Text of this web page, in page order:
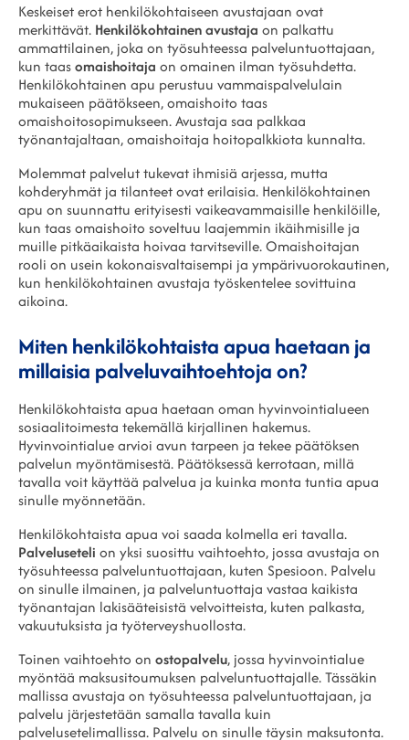
Keskeiset erot henkilökohtaiseen avustajaan ovat
merkittävät. Henkilökohtainen avustaja on palkattu
ammattilainen, joka on työsuhteessa palveluntuottajaan,
kun taasomaishoitaja on omainen ilman työsuhdetta.
Henkilökohtainen apu perustuu vammaispalvelulain
mukaiseen päätökseen, omaishoito taas
omaishoitosopimukseen. Avustaja saa palkkaa
työnantajaltaan, omaishoitaja hoitopalkkiota kunnalta.
Molemmat palvelut tukevat ihmisiä arjessa, mutta
kohderyhmät ja tilanteet ovat erilaisia. Henkilökohtainen
apu on suunnattu erityisesti vaikeavammaisille henkilöille,
kun taas omaishoito soveltuu laajemmin ikäihmisille ja
muille pitkäaikaista hoivaa tarvitseville. Omaishoitajan
rooli on usein kokonaisvaltaisempi ja ympärivuorokautinen,
kun henkilökohtainen avustaja työskentelee sovittuina
aikoina.
Miten henkilökohtaista apua haetaan ja
millaisia palveluvaihtoehtoja on?
Henkilökohtaista apua haetaan oman hyvinvointialueen
sosiaalitoimesta tekemällä kirjallinen hakemus.
Hyvinvointialue arvioi avun tarpeen ja tekee päätöksen
palvelun myöntämisestä. Päätöksessä kerrotaan, millä
tavalla voit käyttää palvelua ja kuinka monta tuntia apua
sinulle myönnetään.
Henkilökohtaista apua voi saada kolmella eri tavalla.
Palveluseteli on yksi suosittu vaihtoehto, jossa avustaja on
työsuhteessa palveluntuottajaan, kuten Spesioon. Palvelu
on sinulle ilmainen, ja palveluntuottaja vastaa kaikista
työnantajan lakisääteisistä velvoitteista, kuten palkasta,
vakuutuksista ja työterveyshuollosta.
Toinen vaihtoehto on ostopalvelu, jossa hyvinvointialue
myöntää maksusitoumuksen palveluntuottajalle. Tässäkin
mallissa avustaja on työsuhteessa palveluntuottajaan, ja
palvelu järjestetään samalla tavalla kuin
palvelusetelimallissa. Palvelu on sinulle täysin maksutonta.